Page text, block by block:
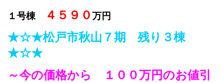
１号棟 ４５９０万円
★☆★松戸市秋山７期 残り３棟
★☆★
～今の価格から １００万円のお値引